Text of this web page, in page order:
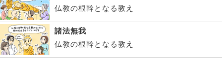
仏教の根幹となる教え
諸法無我
仏教の根幹となる教え